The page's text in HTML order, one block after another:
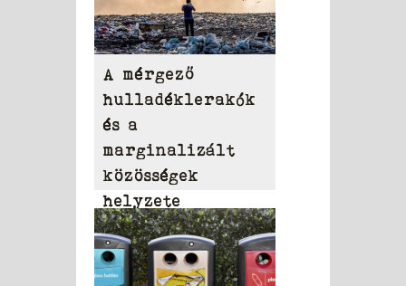
A mérgező
hulladéklerakók
és a
marginalizált
közösségek
helyzete